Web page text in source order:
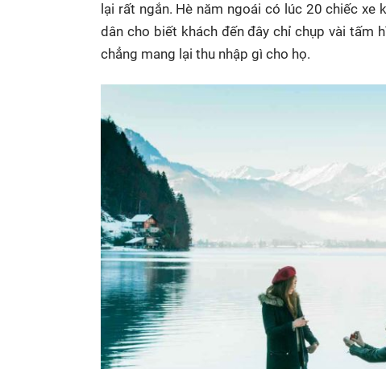
lại rất ngắn. Hè năm ngoái có lúc 20 chiếc
dân cho biết khách đến đây chỉ chụp vài tấm
chẳng mang lại thu nhập gì cho họ.